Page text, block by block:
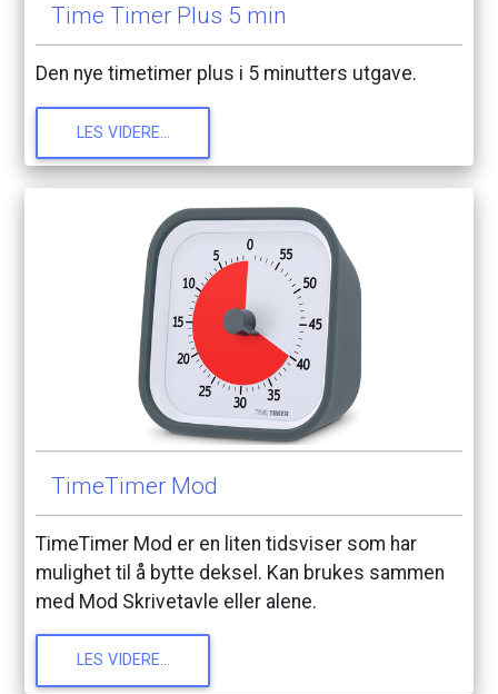
Time Timer Plus 5 min
Den nye timetimer plus i 5 minutters utgave.
LES VIDERE...
TimeTimer Mod
TimeTimer Mod er en liten tidsviser som har
mulighet til å bytte deksel. Kan brukes sammen
med Mod Skrivetavle eller alene.
LES VIDERE...